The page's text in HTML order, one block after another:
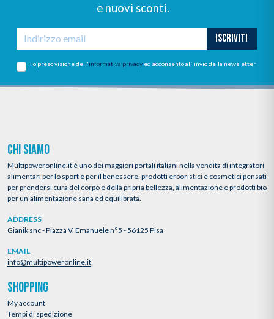
e nuovi sconti.
ISCRIVITI
Ho preso visione dell'informativa privacy ed acconsento all'invio della newsletter
CHI SIAMO
Multipoweronline.it è uno dei maggiori portali italiani nella vendita di integratori
alimentari per lo sport e per il benessere, prodotti erboristici e cosmetici pensati
per prendersi cura del corpo e della pripria bellezza, alimentazione e prodotti bio
per un'alimentazione sana ed equilibrata.
ADDRESS
Gianik snc - Piazza V. Emanuele n°5 - 56125 Pisa
EMAIL
info@multipoweronline.it
SHOPPING
My account
Tempi di spedizione